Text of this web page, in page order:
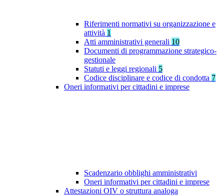
Riferimenti normativi su organizzazione e
attività 1
Atti amministrativi generali 10
Documenti di programmazione strategico-
gestionale
Statuti e leggi regionali 5
Codice disciplinare e codice di condotta 7
Oneri informativi per cittadini e imprese
Scadenzario obblighi amministrativi
Oneri informativi per cittadini e imprese
Attestazioni OIV o struttura analoga